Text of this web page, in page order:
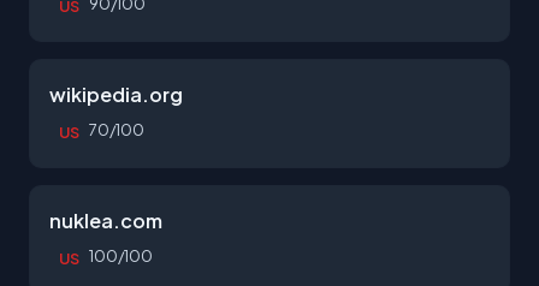
US
wikipedia.org
US 70/100
nuklea.com
US 100/100